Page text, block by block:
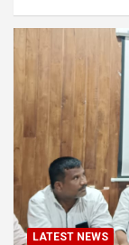
LATEST NEWS